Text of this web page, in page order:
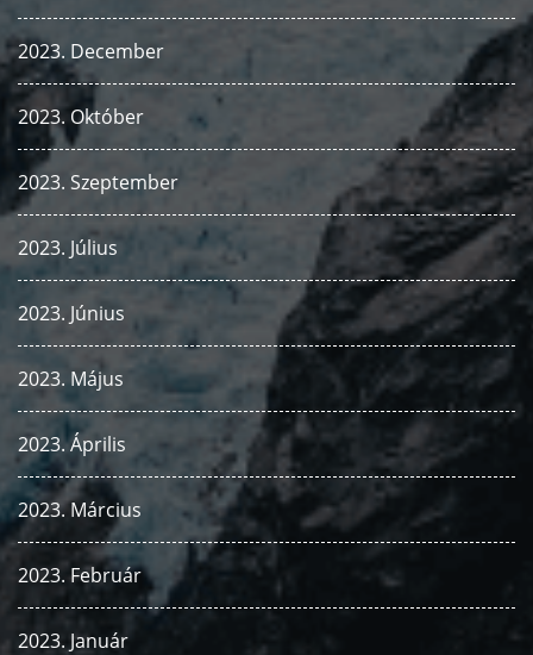
2023. December
2023. Október
2023. Szeptember
2023. Július
2023. Június
2023. Május
2023. Április
2023. Március
2023. Február
2023. Január